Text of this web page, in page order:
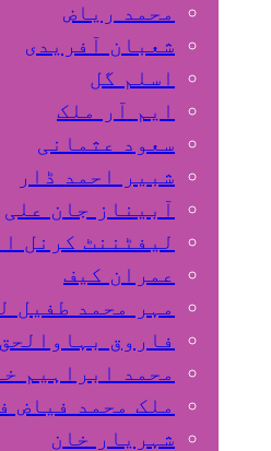
محمد ریاض
شعبان آفریدی
اسلم گل
ایم آر ملک
سعود عثمانی
شبیر احمد ڈار
آبیناز جان علی
لیفٹننٹ کرنل
عمران کیف
مہر محمد طفیل
فاروق
محمد ابراہیم
ملک محمد فیاض
شہریار خان